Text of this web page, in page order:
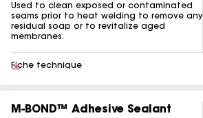
Used to clean exposed or contaminated
seams prior to heat welding to remove any
residual soap or to revitalize aged
membranes.
Télécharger
Fiche technique
M-BOND™ Adhesive Sealant